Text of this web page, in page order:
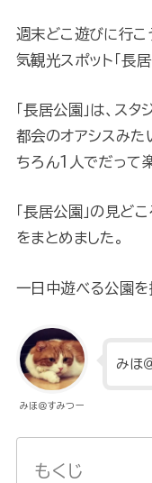
週末どこ遊びに行こ
気観光スポット「長
「長居公園」は、ス
都会のオアシスみた
ちろん1人でだって
「長居公園」の見ど
をまとめました。
一日中遊べる公園を
みほ＠すみつー
みほ
もくじ